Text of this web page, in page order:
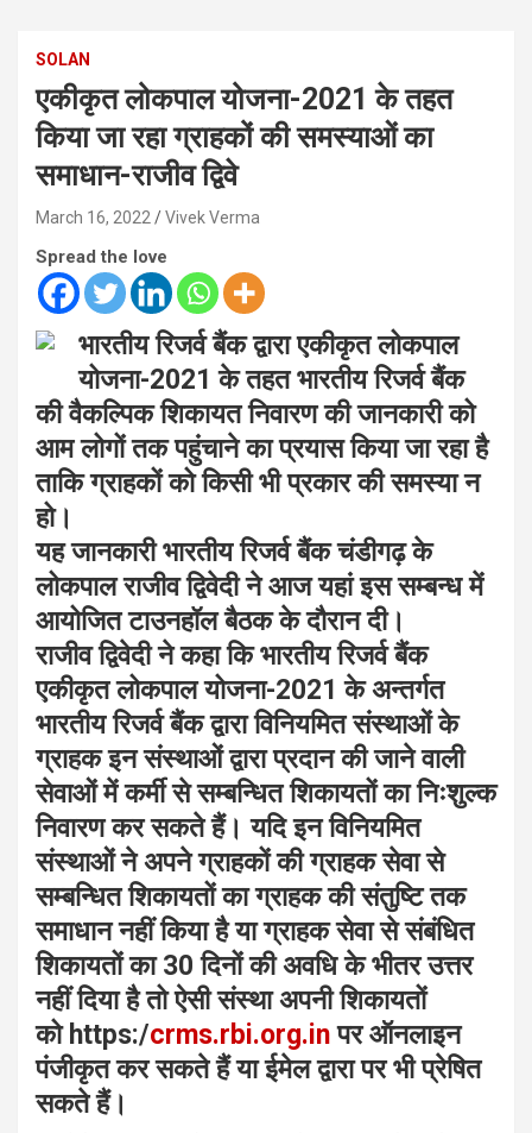
SOLAN
एकीकृत लोकपाल योजना-2021 के तहत
किया जा रहा ग्राहकों की समस्याओं का
समाधान-राजीव द्विवे
March 16, 2022 Vivek Verma
Spread the love
भारतीय रिजर्व बैंक द्वारा एकीकृत लोकपाल
योजना-2021 के तहत भारतीय रिजर्व बैंक
की वैकल्पिक शिकायत निवारण की जानकारी को
आम लोगों तक पहुंचाने का प्रयास किया जा रहा है
ताकि ग्राहकों को किसी भी प्रकार की समस्या न
हो।
यह जानकारी भारतीय रिजर्व बैंक चंडीगढ़ के
लोकपाल राजीव द्विवेदी ने आज यहां इस सम्बन्ध में
आयोजित टाउनहॉल बैठक के दौरान दी।
राजीव द्विवेदी ने कहा कि भारतीय रिजर्व बैंक
एकीकृत लोकपाल योजना-2021 के अन्तर्गत
भारतीय रिजर्व बैंक द्वारा विनियमित संस्थाओं के
ग्राहक इन संस्थाओं द्वारा प्रदान की जाने वाली
सेवाओं में कर्मी से सम्बन्धित शिकायतों का निःशुल्क
निवारण कर सकते हैं। यदि इन विनियमित
संस्थाओं ने अपने ग्राहकों की ग्राहक सेवा से
सम्बन्धित शिकायतों का ग्राहक की संतुष्टि तक
समाधान नहीं किया है या ग्राहक सेवा से संबंधित
शिकायतों का 30 दिनों की अवधि के भीतर उत्तर
नहीं दिया है तो ऐसी संस्था अपनी शिकायतों
को https:/crms.rbi.org.in पर ऑनलाइन
पंजीकृत कर सकते हैं या ईमेल द्वारा पर भी प्रेषित
सकते हैं।